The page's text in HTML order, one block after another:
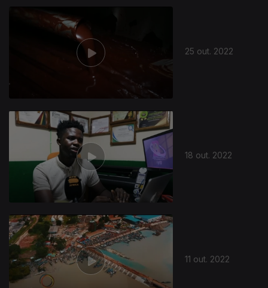
25 out. 2022
18 out. 2022
11 out. 2022